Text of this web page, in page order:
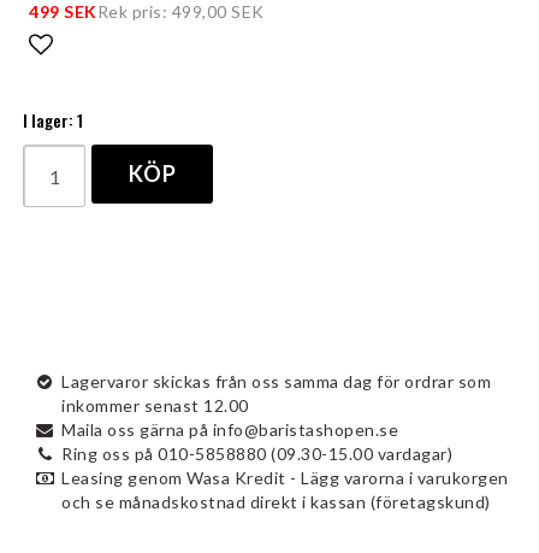
499 SEKRek pris: 499,00 SEK
I lager: 1
KÖP
Lagervaror skickas från oss samma dag för ordrar som
inkommer senast 12.00
Maila oss gärna på info@baristashopen.se
Ring oss på 010-5858880 (09.30-15.00 vardagar)
Leasing genom Wasa Kredit - Lägg varorna i varukorgen
och se månadskostnad direkt i kassan (företagskund)